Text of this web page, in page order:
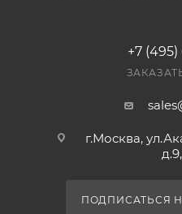
+7
г.Москва,
ПОДПИСАТЬСЯ